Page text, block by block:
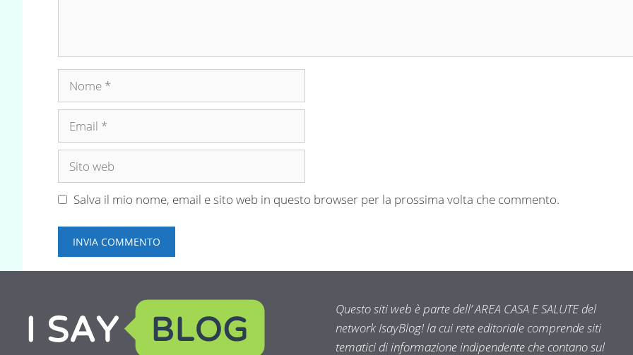
Nome
Email
Sito
Salva il mio nome, email e sito web in questo browser per la prossima volta che commento.
Questo siti web è parte dell’ AREA CASA E SALUTE del
network IsayBlog! la cui rete editoriale comprende siti
tematici di informazione indipendente che contano sul